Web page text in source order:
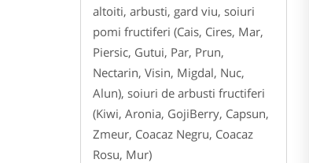
altoiti, arbusti, gard viu, soiuri
pomi fructiferi (Cais, Cires, Mar,
Piersic, Gutui, Par, Prun,
Nectarin, Visin, Migdal, Nuc,
Alun), soiuri de arbusti fructiferi
(Kiwi, Aronia, GojiBerry, Capsun,
Zmeur, Coacaz Negru, Coacaz
Rosu, Mur)